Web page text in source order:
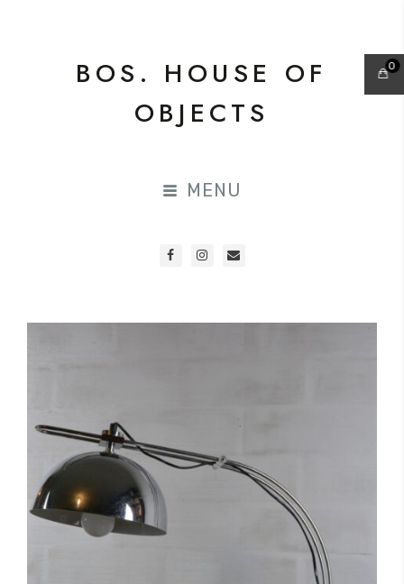
BOS. HOUSE OF
OBJECTS
MENU
0